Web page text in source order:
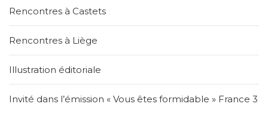
Rencontres à Castets
Rencontres à Liège
Illustration éditoriale
Invité dans l’émission « Vous êtes formidable » France 3